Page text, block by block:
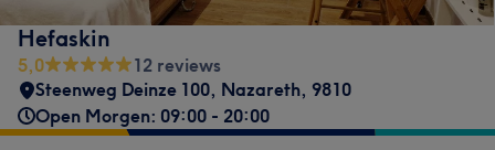
Hefaskin
5,0
12 reviews
Steenweg Deinze 100, Nazareth, 9810
Open Morgen: 09:00 - 20:00